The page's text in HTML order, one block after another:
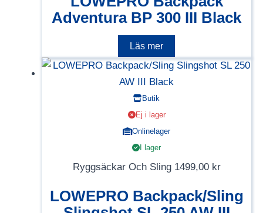
Adventura BP 300 III Black
Läs mer
Butik
Ej i lager
Onlinelager
I lager
Ryggsäckar Och Sling 1499,00 kr
LOWEPRO Backpack/Sling